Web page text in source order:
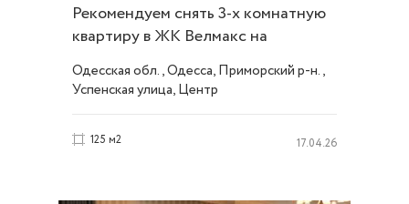
Рекомендуем снять 3-х комнатную
квартиру в ЖК Велмакс на
ул.Успенской ID 19635
Одесская обл., Одесса, Приморский р-н.,
Успенская улица, Центр
125 м2 17.04.26